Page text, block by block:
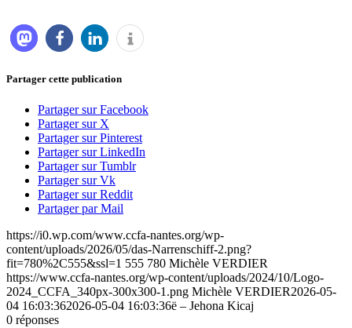
Partager cette publication
Partager sur Facebook
Partager sur X
Partager sur Pinterest
Partager sur LinkedIn
Partager sur Tumblr
Partager sur Vk
Partager sur Reddit
Partager par Mail
https://i0.wp.com/www.ccfa-nantes.org/wp-
content/uploads/2026/05/das-Narrenschiff-2.png?
fit=780%2C555&ssl=1 555 780 Michèle VERDIER
https://www.ccfa-nantes.org/wp-content/uploads/2024/10/Logo-
2024_CCFA_340px-300x300-1.png Michèle VERDIER2026-05-
04 16:03:362026-05-04 16:03:36ë – Jehona Kicaj
0 réponses